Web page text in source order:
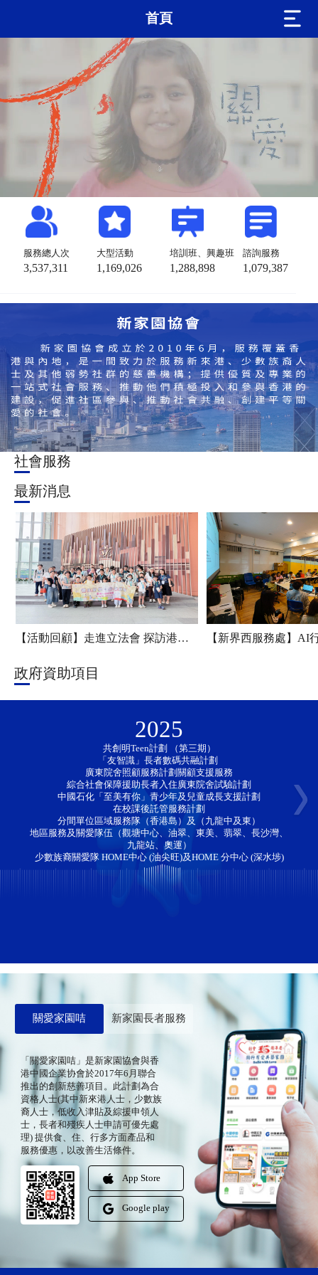
首頁
服務總人次
3,537,311
大型活動
1,169,026
培訓班、興趣班
1,288,898
諮詢服務
1,079,387
社會服務
最新消息
【活動回顧】走進立法會 探訪港科大——新家園協會「香江研學・少年探知」香港一日團圓滿舉行
政府資助項目
2025
共創明Teen計劃 （第三期）
「友智識」長者數碼共融計劃
廣東院舍照顧服務計劃關顧支援服務
綜合社會保障援助長者入住廣東院舍試驗計劃
中國石化「至美有你」青少年及兒童成長支援計劃
在校課後託管服務計劃
分間單位區域服務隊（香港島）及（九龍中及東）
地區服務及關愛隊伍（觀塘中心、油翠、東美、翡翠、長沙灣、
九龍站、奧運）
少數族裔關愛隊 HOME中心 (油尖旺)及HOME 分中心 (深水埗)
關愛家園咭 新家園長者服務
「關愛家園咭」是新家園協會與香
港中國企業协會於2017年6月聯合
推出的創新慈善項目。此計劃為合
資格人士(其中新來港人士，少數族
裔人士，低收入津貼及綜援申領人
士，長者和殘疾人士申請可優先處
理) 提供食、住、行多方面產品和
服務優惠，以改善生活條件。
App Store
Google play